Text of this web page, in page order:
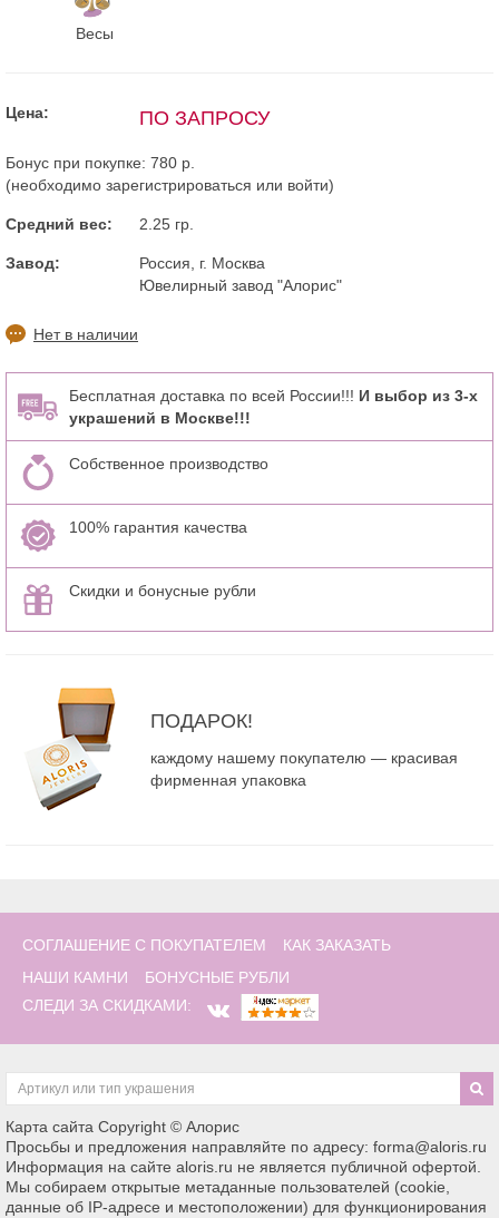
Весы
Цена: ПО ЗАПРОСУ
Бонус при покупке: 780 р.
(необходимо зарегистрироваться или войти)
Средний вес: 2.25 гр.
Завод:
Россия, г. Москва
Ювелирный завод "Алорис"
Нет в наличии
Бесплатная доставка по всей России!!! И выбор из 3-х
украшений в Москве!!!
Собственное производство
100% гарантия качества
Скидки и бонусные рубли
ПОДАРОК!
каждому нашему покупателю — красивая
фирменная упаковка
СОГЛАШЕНИЕ С ПОКУПАТЕЛЕМ
КАК ЗАКАЗАТЬ
НАШИ КАМНИ
БОНУСНЫЕ РУБЛИ
СЛЕДИ ЗА СКИДКАМИ:
Карта сайта Copyright © Алорис
Просьбы и предложения направляйте по адресу: forma@aloris.ru
Информация на сайте aloris.ru не является публичной офертой.
Мы собираем открытые метаданные пользователей (cookie,
данные об IP-адресе и местоположении) для функционирования